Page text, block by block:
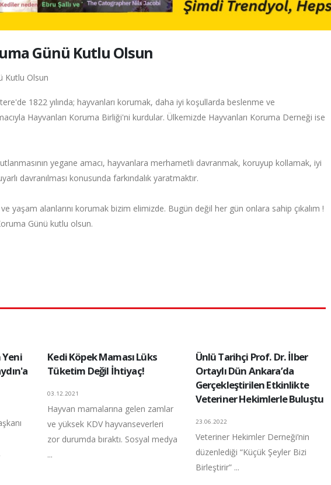
Günü Kutlu Olsun
1822 yılında; hayvanları korumak, daha iyi koşullarda beslenme ve
Hayvanları Koruma Birliği'ni kurdular. Ülkemizde Hayvanları Koruma Derneği ise
yegane amacı, hayvanlara merhametli davranmak, koruyup kollamak, iyi
davranılması konusunda farkındalık yaratmaktır.
ve yaşam alanlarını korumak bizim elimizde. Bugün değil her gün onlara sahip çıkalım !
Günü kutlu olsun.
Kedi Köpek Maması Lüks
Tüketim Değil İhtiyaç!
03.12.2021
Hayvan mamalarına gelen zamlar
ve yüksek KDV hayvanseverleri
zor durumda bıraktı. Sosyal medya
...
Ünlü Tarihçi Prof. Dr. İlber
Ortaylı Dün Ankara’da
Gerçekleştirilen Etkinlikte
Veteriner Hekimlerle Buluştu
23.06.2022
Veteriner Hekimler Derneği’nin
düzenlediği “Küçük Şeyler Bizi
Birleştirir” ...